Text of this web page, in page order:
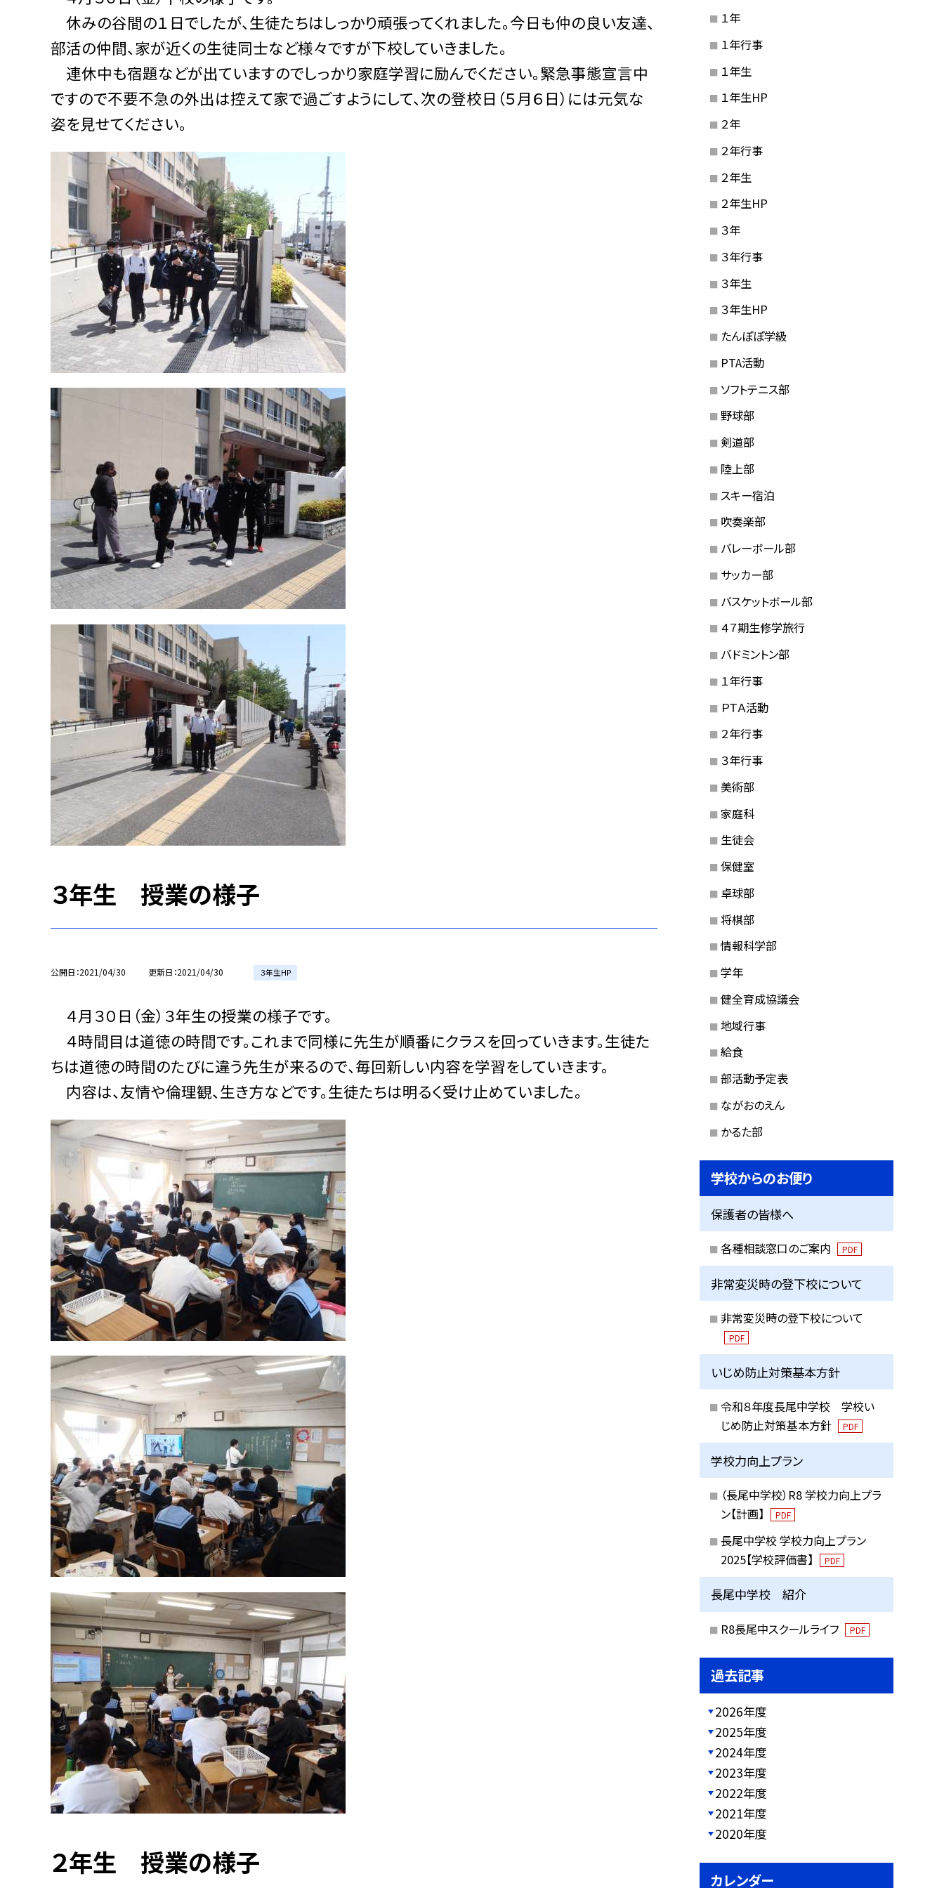
休みの谷間の１日でしたが、生徒たちはしっかり頑張ってくれました。今日も仲の良い友達、
部活の仲間、家が近くの生徒同士など様々ですが下校していきました。
連休中も宿題などが出ていますのでしっかり家庭学習に励んでください。緊急事態宣言中
ですので不要不急の外出は控えて家で過ごすようにして、次の登校日（５月６日）には元気な
姿を見せてください。
３年生 授業の様子
公開日 2021/04/30 更新日 2021/04/30 ３年生HP
４月３０日（金）３年生の授業の様子です。
４時間目は道徳の時間です。これまで同様に先生が順番にクラスを回っていきます。生徒た
ちは道徳の時間のたびに違う先生が来るので、毎回新しい内容を学習をしていきます。
内容は、友情や倫理観、生き方などです。生徒たちは明るく受け止めていました。
２年生 授業の様子
１年
１年行事
１年生
１年生HP
２年
２年行事
２年生
２年生HP
３年
３年行事
３年生
３年生HP
たんぽぽ学級
PTA活動
ソフトテニス部
野球部
剣道部
陸上部
スキー宿泊
吹奏楽部
バレーボール部
サッカー部
バスケットボール部
４７期生修学旅行
バドミントン部
１年行事
ＰＴＡ活動
２年行事
３年行事
美術部
家庭科
生徒会
保健室
卓球部
将棋部
情報科学部
学年
健全育成協議会
地域行事
給食
部活動予定表
ながおのえん
かるた部
学校からのお便り
保護者の皆様へ
各種相談窓口のご案内 PDF
非常変災時の登下校について
非常変災時の登下校について
PDF
いじめ防止対策基本方針
令和８年度長尾中学校 学校い
じめ防止対策基本方針
PDF
学校力向上プラン
（長尾中学校）R8 学校力向上プラ
ン【計画】
PDF
長尾中学校 学校力向上プラン
2025【学校評価書】
PDF
長尾中学校 紹介
R8長尾中スクールライフ PDF
過去記事
2026年度
2025年度
2024年度
2023年度
2022年度
2021年度
2020年度
カレンダー